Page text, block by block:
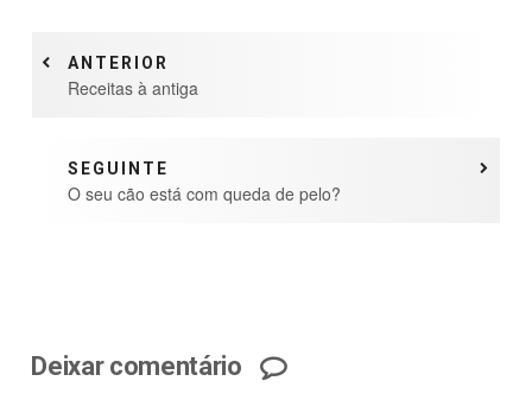
ANTERIOR
Receitas à antiga
SEGUINTE
O seu cão está com queda de pelo?
Deixar comentário